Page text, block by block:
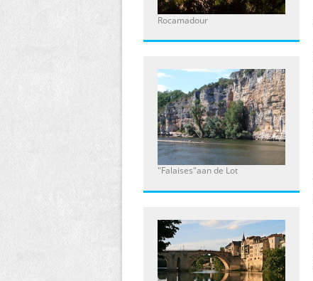
Rocamadour
"Falaises"aan de Lot